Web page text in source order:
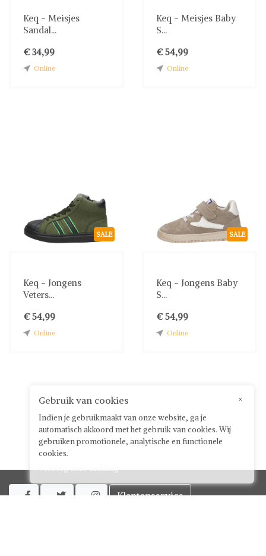
Keq - Meisjes
Sandal...
€ 34,99
Online
Keq - Meisjes Baby
S...
€ 54,99
Online
SALE
Keq - Jongens
Veters...
€ 54,99
Online
SALE
Keq - Jongens Baby
S...
€ 54,99
Online
   Klantenservice
×
Gebruik van cookies
Indien je gebruikmaakt van onze website, ga je
automatisch akkoord met het gebruik van cookies. Wij
gebruiken promotionele, analytische en functionele
cookies.
Verberg deze melding